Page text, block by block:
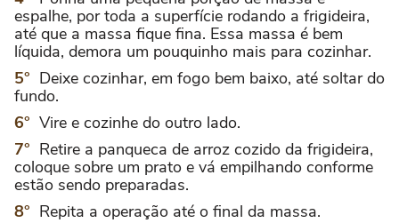
espalhe, por toda a superfície rodando a frigideira,
até que a massa fique fina. Essa massa é bem
líquida, demora um pouquinho mais para cozinhar.
Deixe cozinhar, em fogo bem baixo, até soltar do
fundo.
Vire e cozinhe do outro lado.
Retire a panqueca de arroz cozido da frigideira,
coloque sobre um prato e vá empilhando conforme
estão sendo preparadas.
Repita a operação até o final da massa.